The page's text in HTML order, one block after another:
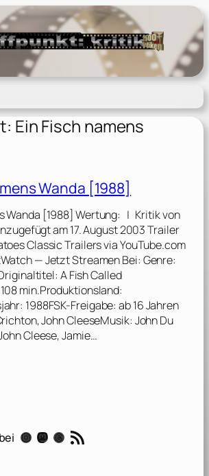
Ein Fisch namens
Wanda [1988]
Wanda [1988] Wertung: | Kritik von
am 17. August 2003 Trailer
Classic Trailers via YouTube.com
— Jetzt Streamen Bei: Genre:
A Fish Called
min.Produktionsland:
1988FSK-Freigabe: ab 16 Jahren
John CleeseMusik: John Du
Cleese, Jamie…
Instagram Mastodon Threads RSS-Feed